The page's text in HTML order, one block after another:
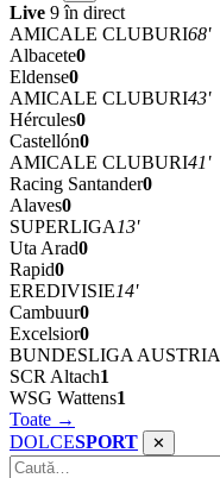
Live 9 în direct
AMICALE CLUBURI68'
Albacete0
Eldense0
AMICALE CLUBURI43'
Hércules0
Castellón0
AMICALE CLUBURI41'
Racing Santander0
Alaves0
SUPERLIGA 13'
Uta Arad0
Rapid0
EREDIVISIE14'
Cambuur0
Excelsior0
BUNDESLIGA AUSTRIA
SCR Altach1
WSG Wattens1
Toate →
DOLCESPORT ✕